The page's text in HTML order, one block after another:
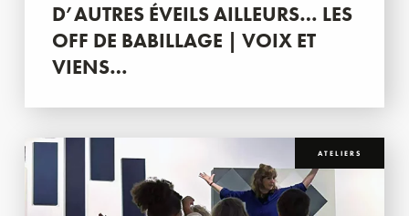
D’AUTRES ÉVEILS AILLEURS… LES
OFF DE BABILLAGE | VOIX ET
VIENS…
ATELIERS